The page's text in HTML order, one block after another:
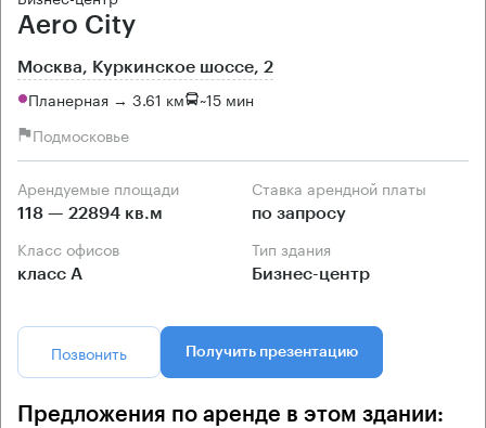
Aero City
Москва, Куркинское шоссе, 2
Планерная → 3.61 км ~15 мин
Подмосковье
Арендуемые площади
118 — 22894 кв.м
Ставка арендной платы
по запросу
Класс офисов
класс А
Тип здания
Бизнес-центр
Позвонить Получить презентацию
Предложения по аренде в этом здании: